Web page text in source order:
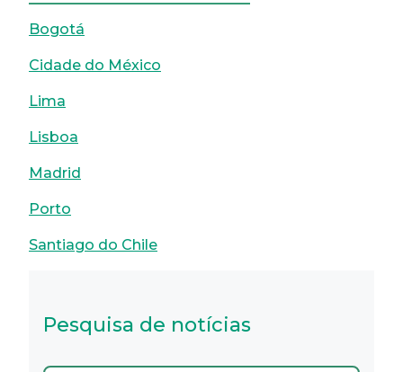
Bogotá
Cidade do México
Lima
Lisboa
Madrid
Porto
Santiago do Chile
Pesquisa de notícias